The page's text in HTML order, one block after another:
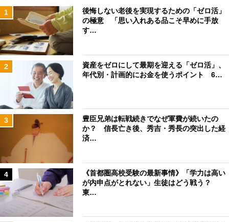
1
後悔しない老後を実現するための「ゼロ活」
の極意 「思い入れある品こそ早めに手放
す…
2
資産をゼロにして最期を迎える「ゼロ活」、
年代別・計画的にお金を使うポイント 6…
3
豊臣兄弟は転戦続きでなぜ軍費が続いたの
か？ 信長亡き後、秀吉・秀長の突出した経
済…
4
《首都圏高校受験の最新事情》「学力は高い
が内申点がとれない」生徒はどう戦う？
東…